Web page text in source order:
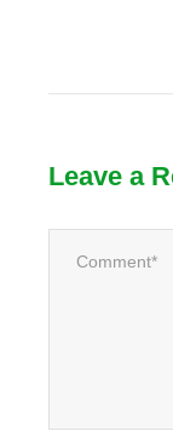
Leave a